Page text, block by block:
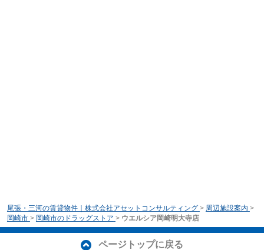
尾張・三河の賃貸物件｜株式会社アセットコンサルティング > 周辺施設案内 >
岡崎市 > 岡崎市のドラッグストア > ウエルシア岡崎明大寺店
ページトップに戻る